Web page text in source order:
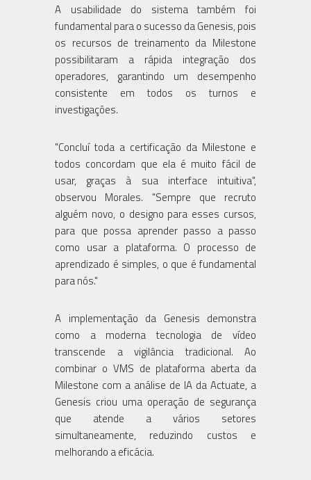
A usabilidade do sistema também foi
fundamental para o sucesso da Genesis, pois
os recursos de treinamento da Milestone
possibilitaram a rápida integração dos
operadores, garantindo um desempenho
consistente em todos os turnos e
investigações.
"Concluí toda a certificação da Milestone e
todos concordam que ela é muito fácil de
usar, graças à sua interface intuitiva",
observou Morales. "Sempre que recruto
alguém novo, o designo para esses cursos,
para que possa aprender passo a passo
como usar a plataforma. O processo de
aprendizado é simples, o que é fundamental
para nós."
A implementação da Genesis demonstra
como a moderna tecnologia de vídeo
transcende a vigilância tradicional. Ao
combinar o VMS de plataforma aberta da
Milestone com a análise de IA da Actuate, a
Genesis criou uma operação de segurança
que atende a vários setores
simultaneamente, reduzindo custos e
melhorando a eficácia.